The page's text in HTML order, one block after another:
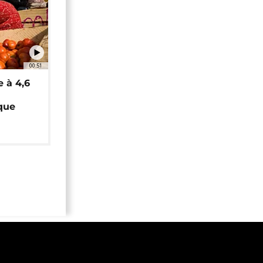
00:51
à 4,6